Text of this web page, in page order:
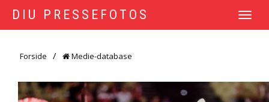
DIU PRESSEFOTOS
TOGGLE
Forside Medie-database